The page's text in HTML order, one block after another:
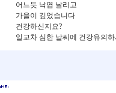
어느듯 낙엽 날리고
가을이 깊었습니다
건강하신지요?
일교차 심한 날씨에 건강유의